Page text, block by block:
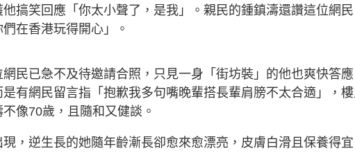
搞笑回應「你太小聲了，是我」。親民的鍾鎮濤還讚這位網民
在香港玩得開心」。
民已急不及待邀請合照，只見一身「街坊裝」的他也爽快答
有網民留言指「抱歉我多句嘴晚輩搭長輩肩膀不太合適」，
像70歲，且隨和又健談。
，逆生長的她隨年齡漸長卻愈來愈漂亮，皮膚白滑且保養得